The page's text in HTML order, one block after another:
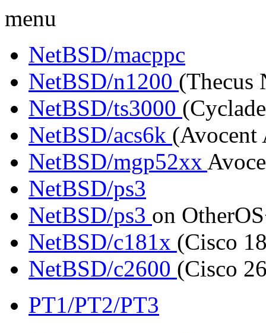
menu
NetBSD/macppc
NetBSD/n1200 (Thecus
NetBSD/ts3000
NetBSD/acs6k (Avocent
NetBSD/mgp52xx
NetBSD/ps3
NetBSD/ps3 on
NetBSD/c181x (Cisco
NetBSD/c2600 (Cisco
PT1/PT2/PT3